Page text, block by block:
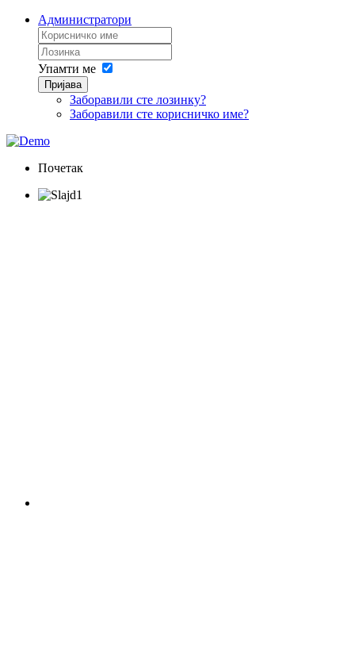
Администратори
Упамти ме
Пријава
Заборавили сте лозинку?
Заборавили сте корисничко име?
Почетак